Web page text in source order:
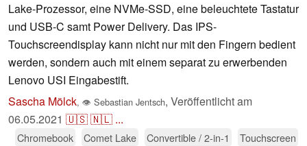
Lake-Prozessor, eine NVMe-SSD, eine beleuchtete Tastatur
und USB-C samt Power Delivery. Das IPS-
Touchscreendisplay kann nicht nur mit den Fingern bedient
werden, sondern auch mit einem separat zu erwerbenden
Lenovo USI Eingabestift.
Sascha Mölck, 👁 Sebastian Jentsch, Veröffentlicht am
06.05.2021 🇺🇸🇳🇱 ...
Chromebook Comet Lake Convertible / 2-in-1 Touchscreen